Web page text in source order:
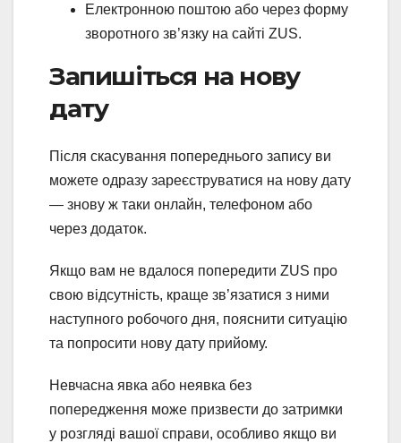
Електронною поштою або через форму
зворотного зв’язку на сайті ZUS.
Запишіться на нову
дату
Після скасування попереднього запису ви
можете одразу зареєструватися на нову дату
— знову ж таки онлайн, телефоном або
через додаток.
Якщо вам не вдалося попередити ZUS про
свою відсутність, краще зв’язатися з ними
наступного робочого дня, пояснити ситуацію
та попросити нову дату прийому.
Невчасна явка або неявка без
попередження може призвести до затримки
у розгляді вашої справи, особливо якщо ви